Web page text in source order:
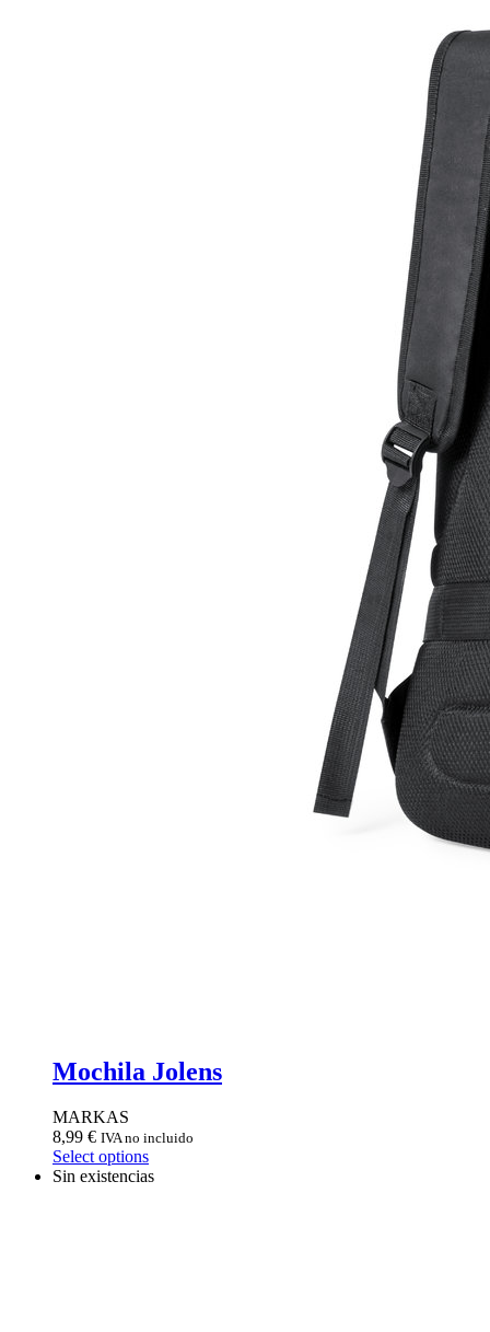
Mochila Jolens
MARKAS
8,99 € IVA no incluido
Select options
Sin existencias